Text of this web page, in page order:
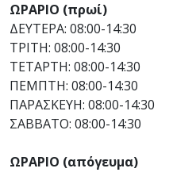
ΩΡΑΡΙΟ (πρωί)
ΔΕΥΤΕΡΑ: 08:00-14:30
ΤΡΙΤΗ: 08:00-14:30
ΤΕΤΑΡΤΗ: 08:00-14:30
ΠΕΜΠΤΗ: 08:00-14:30
ΠΑΡΑΣΚΕΥΗ: 08:00-14:30
ΣΑΒΒΑΤΟ: 08:00-14:30
ΩΡΑΡΙΟ (απόγευμα)